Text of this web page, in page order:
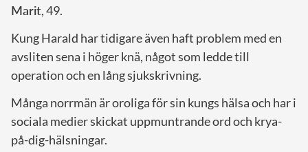
Marit, 49.
Kung Harald har tidigare även haft problem med en
avsliten sena i höger knä, något som ledde till
operation och en lång sjukskrivning.
Många norrmän är oroliga för sin kungs hälsa och har i
sociala medier skickat uppmuntrande ord och krya-
på-dig-hälsningar.